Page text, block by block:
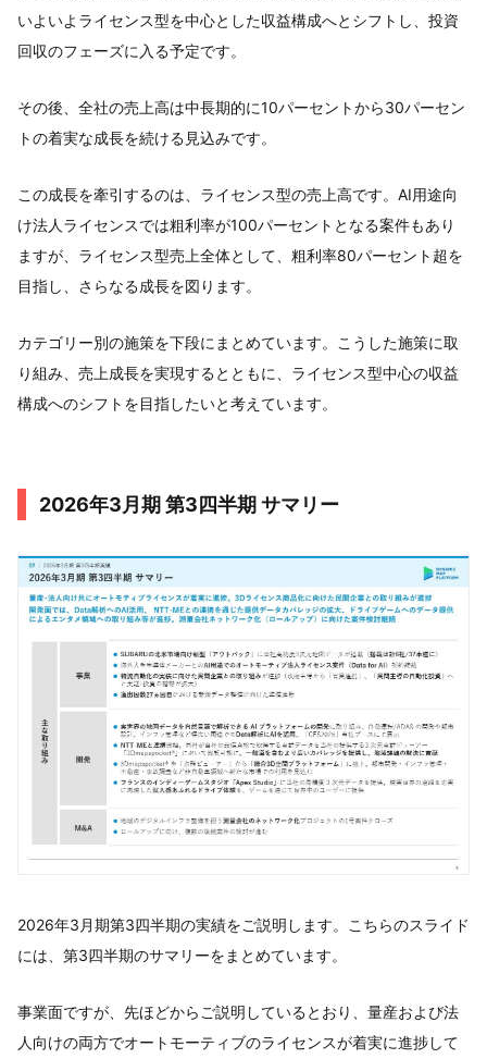
いよいよライセンス型を中心とした収益構成へとシフトし、投資
回収のフェーズに入る予定です。
その後、全社の売上高は中長期的に10パーセントから30パーセン
トの着実な成長を続ける見込みです。
この成長を牽引するのは、ライセンス型の売上高です。AI用途向
け法人ライセンスでは粗利率が100パーセントとなる案件もあり
ますが、ライセンス型売上全体として、粗利率80パーセント超を
目指し、さらなる成長を図ります。
カテゴリー別の施策を下段にまとめています。こうした施策に取
り組み、売上成長を実現するとともに、ライセンス型中心の収益
構成へのシフトを目指したいと考えています。
2026年3月期 第3四半期 サマリー
2026年3月期第3四半期の実績をご説明します。こちらのスライド
には、第3四半期のサマリーをまとめています。
事業面ですが、先ほどからご説明しているとおり、量産および法
人向けの両方でオートモーティブのライセンスが着実に進捗して